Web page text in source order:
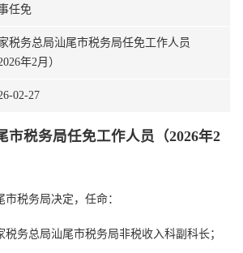
任免
税务总局汕尾市税务局任免工作人员
年2月）
02-27
市税务局任免工作人员（2026年2
市税务局决定，任命：
税务总局汕尾市税务局非税收入科副科长；